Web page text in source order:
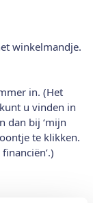
winkelmandje.
in. (Het
u vinden in
dan bij ‘mijn
te klikken.